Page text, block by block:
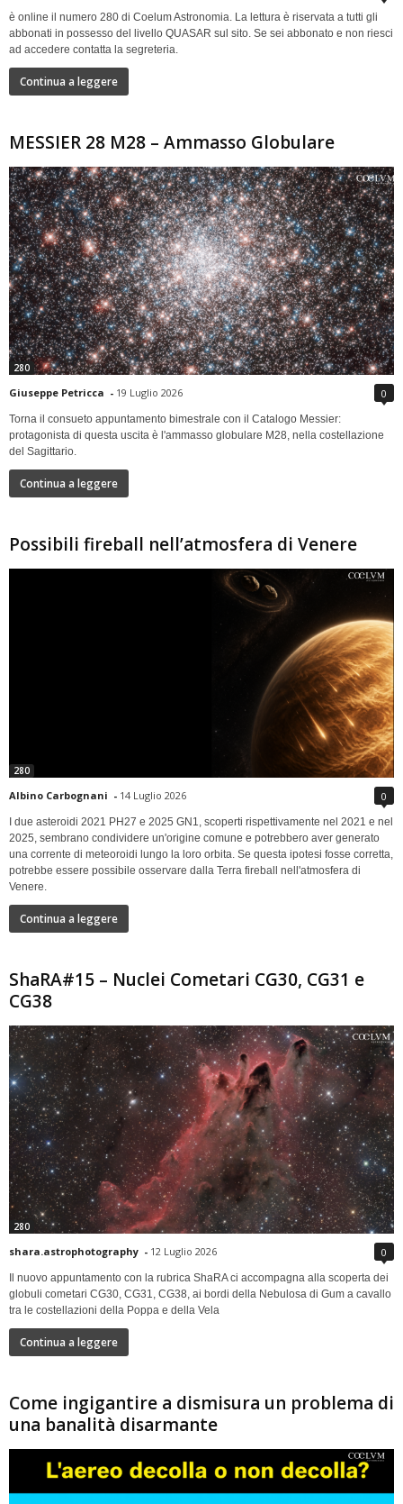
è online il numero 280 di Coelum Astronomia. La lettura è riservata a tutti gli
abbonati in possesso del livello QUASAR sul sito. Se sei abbonato e non riesci
ad accedere contatta la segreteria.
Continua a leggere
MESSIER 28 M28 – Ammasso Globulare
280
Giuseppe Petricca - 19 Luglio 2026 0
Torna il consueto appuntamento bimestrale con il Catalogo Messier:
protagonista di questa uscita è l'ammasso globulare M28, nella costellazione
del Sagittario.
Continua a leggere
Possibili fireball nell’atmosfera di Venere
280
Albino Carbognani - 14 Luglio 2026 0
I due asteroidi 2021 PH27 e 2025 GN1, scoperti rispettivamente nel 2021 e nel
2025, sembrano condividere un'origine comune e potrebbero aver generato
una corrente di meteoroidi lungo la loro orbita. Se questa ipotesi fosse corretta,
potrebbe essere possibile osservare dalla Terra fireball nell'atmosfera di
Venere.
Continua a leggere
ShaRA#15 – Nuclei Cometari CG30, CG31 e
CG38
280
shara.astrophotography - 12 Luglio 2026 0
Il nuovo appuntamento con la rubrica ShaRA ci accompagna alla scoperta dei
globuli cometari CG30, CG31, CG38, ai bordi della Nebulosa di Gum a cavallo
tra le costellazioni della Poppa e della Vela
Continua a leggere
Come ingigantire a dismisura un problema di
una banalità disarmante